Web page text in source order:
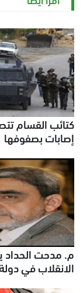
كتائب القسام
إصابات بصفوفها
م. مدحت الحداد
الانقلاب في